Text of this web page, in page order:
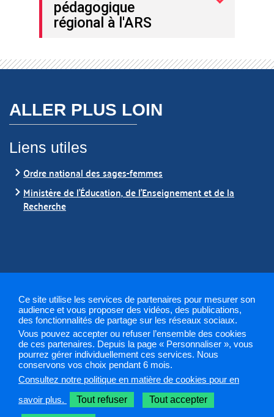
Ce site utilise les services de partenaires pour mesurer son
audience et vous proposer des vidéos, des publications,
des fonctionnalités de partage sur les réseaux sociaux.
Vous pouvez accepter ou refuser l’ensemble des cookies
de ces partenaires. Depuis la page « Personnaliser », vous
pourrez gérer individuellement ces services. Nous
conservons vos choix pendant 6 mois.
Consultez notre politique en matière de cookies pour en
savoir plus.
Tout refuser Tout accepter
pédagogique
régional à l'ARS
ALLER PLUS LOIN
Liens utiles
Ordre national des sages-femmes
Ministère de l'Éducation, de l'Enseignement et de la
Recherche
Mentions légales Plan du site Contact
Gestion des
cookies
ARS 2019
Sélectionnez une région pour accéder à votre site PAPS